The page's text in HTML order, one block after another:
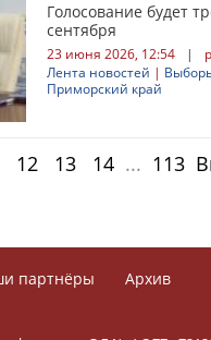
Голосование будет
сентября
23 июня 2026, 12:54 |
Лента новостей |
Приморский край
12 13 14 ... 113
партнёры Архив